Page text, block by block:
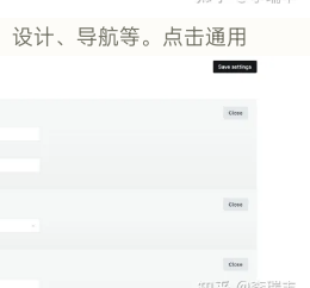
设计、导航等。点击通用